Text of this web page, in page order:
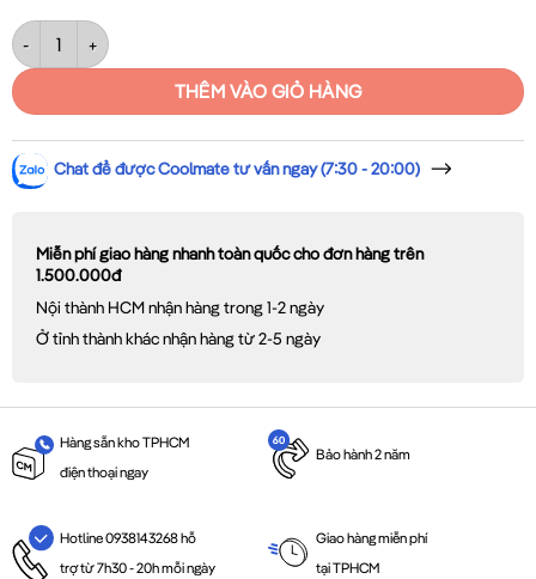
Đèn LED downlight nhôm âm trần viền bạc 9W sáng trung tính MPE
THÊM VÀO GIỎ HÀNG
Chat để được Coolmate tư vấn ngay (7:30 - 20:00)
Miễn phí giao hàng nhanh toàn quốc cho đơn hàng trên
1.500.000đ
Nội thành HCM nhận hàng trong 1-2 ngày
Ở tỉnh thành khác nhận hàng từ 2-5 ngày
Hàng sẵn kho TPHCM
điện thoại ngay
Bảo hành 2 năm
Hotline 0938143268 hỗ
trợ từ 7h30 - 20h mỗi ngày
Giao hàng miễn phí
tại TPHCM